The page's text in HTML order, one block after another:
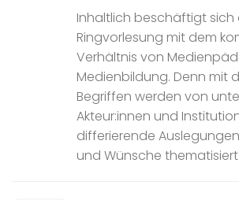
Inhaltlich beschäftigt sich
Ringvorlesung mit dem
Verhältnis von
Medienbildung. Denn mit
Begriffen werden von
Akteur:innen und
differierende
und Wünsche